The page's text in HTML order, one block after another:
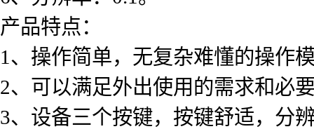
产品特点：
1、操作简单，无复杂难懂的操作
2、可以满足外出使用的需求和必
3、设备三个按键，按键舒适，分